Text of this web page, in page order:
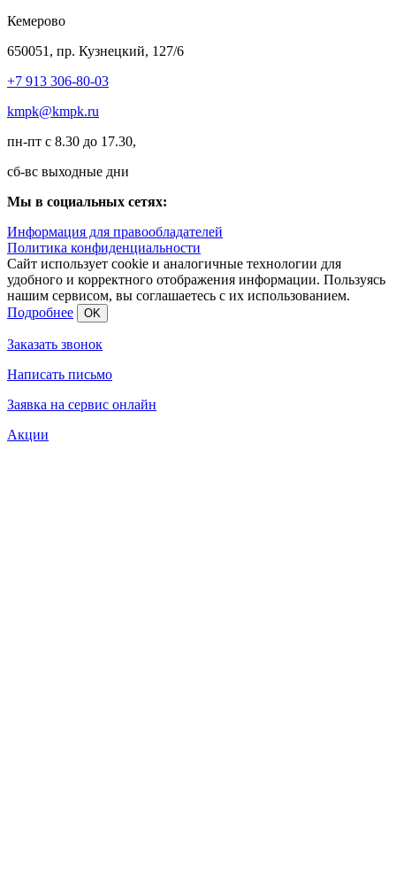
Кемерово
650051, пр. Кузнецкий, 127/6
+7 913 306-80-03
kmpk@kmpk.ru
пн-пт с 8.30 до 17.30,
сб-вс выходные дни
Мы в социальных сетях:
Информация для правообладателей
Политика конфиденциальности
Сайт использует cookie и аналогичные технологии для
удобного и корректного отображения информации. Пользуясь
нашим сервисом, вы соглашаетесь с их использованием.
Подробнее
OK
Заказать звонок
Написать письмо
Заявка на сервис онлайн
Акции